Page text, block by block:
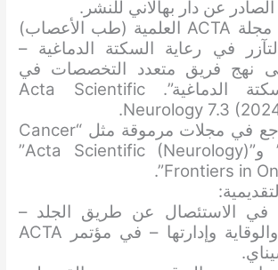
الصادر عن دار بهالاني للنشر.
مقالة في مجلة ACTA العلمية (طب الأعصاب)
في رعاية السكتة الدماغية –
نهج فريق متعدد التخصصات في
علاج السكتة الدماغية”. Acta Scientific
Neurology 7.3
محرر مراجع في مجلات مرموقة مثل “Cancer
Imaging” و”Acta Scientific (Neurology)”
في الاستئصال عن طريق الجلد –
المخاطر والوقاية وإدارتها – في مؤتمر ACTA